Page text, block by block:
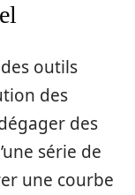
outils
des
des
série de
une courbe